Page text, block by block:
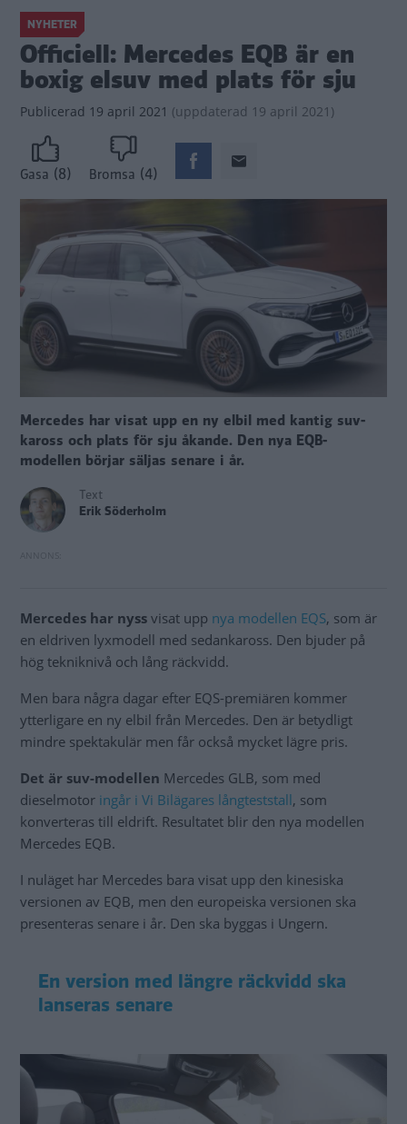
NYHETER
Officiell: Mercedes EQB är en
boxig elsuv med plats för sju
Publicerad 19 april 2021 (uppdaterad 19 april 2021)
Gasa (8) Bromsa (4)
Mercedes har visat upp en ny elbil med kantig suv-
kaross och plats för sju åkande. Den nya EQB-
modellen börjar säljas senare i år.
Text
Erik Söderholm
Mercedes har nyss visat upp nya modellen EQS, som är
en eldriven lyxmodell med sedankaross. Den bjuder på
hög tekniknivå och lång räckvidd.
Men bara några dagar efter EQS-premiären kommer
ytterligare en ny elbil från Mercedes. Den är betydligt
mindre spektakulär men får också mycket lägre pris.
Det är suv-modellen Mercedes GLB, som med
dieselmotor ingår i Vi Bilägares långteststall, som
konverteras till eldrift. Resultatet blir den nya modellen
Mercedes EQB.
I nuläget har Mercedes bara visat upp den kinesiska
versionen av EQB, men den europeiska versionen ska
presenteras senare i år. Den ska byggas i Ungern.
En version med längre räckvidd ska
lanseras senare